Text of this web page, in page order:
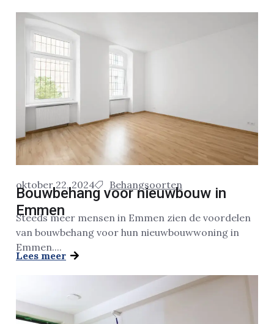
oktober 22, 2024 Behangsoorten
Bouwbehang voor nieuwbouw in
Emmen
Steeds meer mensen in Emmen zien de voordelen
van bouwbehang voor hun nieuwbouwwoning in
Emmen....
Lees meer